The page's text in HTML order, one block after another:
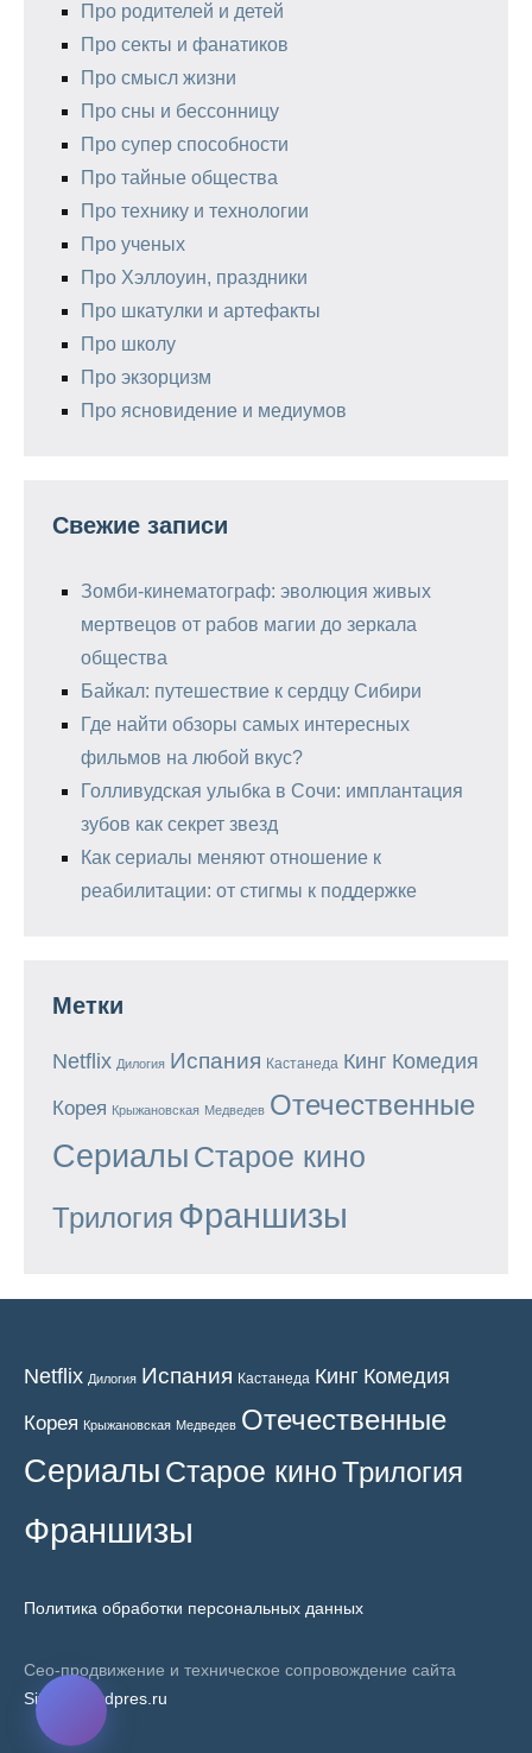
Про родителей и детей
Про секты и фанатиков
Про смысл жизни
Про сны и бессонницу
Про супер способности
Про тайные общества
Про технику и технологии
Про ученых
Про Хэллоуин, праздники
Про шкатулки и артефакты
Про школу
Про экзорцизм
Про ясновидение и медиумов
Свежие записи
Зомби-кинематограф: эволюция живых
мертвецов от рабов магии до зеркала
общества
Байкал: путешествие к сердцу Сибири
Где найти обзоры самых интересных
фильмов на любой вкус?
Голливудская улыбка в Сочи: имплантация
зубов как секрет звезд
Как сериалы меняют отношение к
реабилитации: от стигмы к поддержке
Метки
Netflix Дилогия Испания Кастанеда Кинг Комедия
Корея Крыжановская Медведев Отечественные
Сериалы Старое кино
Трилогия Франшизы
Netflix Дилогия Испания Кастанеда Кинг Комедия
Корея Крыжановская Медведев Отечественные
Сериалы Старое киноТрилогия
Франшизы
Политика обработки персональных данных
Сео-продвижение и техническое сопровождение сайта
SiteNaWordpres.ru